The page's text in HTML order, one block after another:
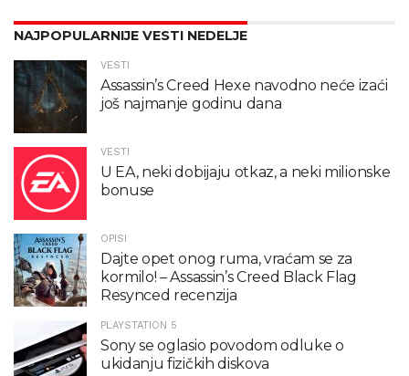
NAJPOPULARNIJE VESTI NEDELJE
VESTI
Assassin’s Creed Hexe navodno neće izaći
još najmanje godinu dana
VESTI
U EA, neki dobijaju otkaz, a neki milionske
bonuse
OPISI
Dajte opet onog ruma, vraćam se za
kormilo! – Assassin’s Creed Black Flag
Resynced recenzija
PLAYSTATION 5
Sony se oglasio povodom odluke o
ukidanju fizičkih diskova